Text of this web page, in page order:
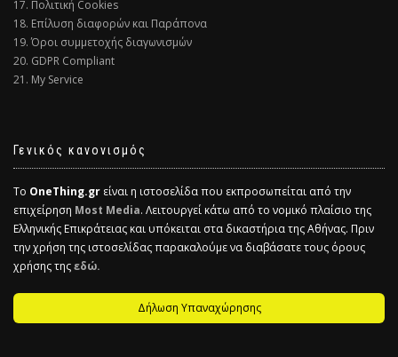
17. Πολιτική Cookies
18. Επίλυση διαφορών και Παράπονα
19. Όροι συμμετοχής διαγωνισμών
20. GDPR Compliant
21. My Service
Γενικός κανονισμός
Το OneThing.gr είναι η ιστοσελίδα που εκπροσωπείται από την
επιχείρηση Most Media. Λειτουργεί κάτω από το νομικό πλαίσιο της
Ελληνικής Επικράτειας και υπόκειται στα δικαστήρια της Αθήνας. Πριν
την χρήση της ιστοσελίδας παρακαλούμε να διαβάσατε τους όρους
χρήσης τηςεδώ.
Δήλωση Υπαναχώρησης